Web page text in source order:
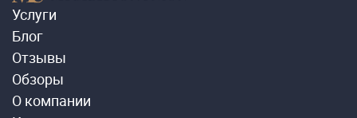
Услуги
Блог
Отзывы
Обзоры
О компании